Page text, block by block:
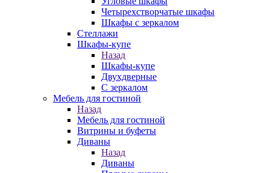
Четырехстворчатые шкафы
Шкафы с зеркалом
Стеллажи
Шкафы-купе
Назад
Шкафы-купе
Двухдверные
С зеркалом
Мебель для гостиной
Назад
Мебель для гостиной
Витрины и буфеты
Диваны
Назад
Диваны